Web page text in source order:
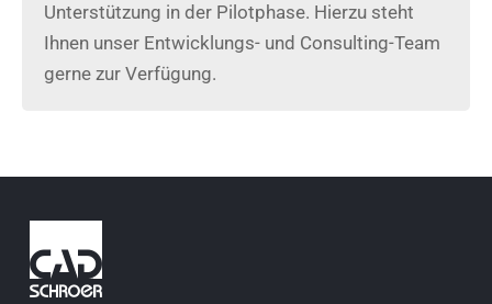
Unterstützung in der Pilotphase. Hierzu steht
Ihnen unser Entwicklungs- und Consulting-Team
gerne zur Verfügung.